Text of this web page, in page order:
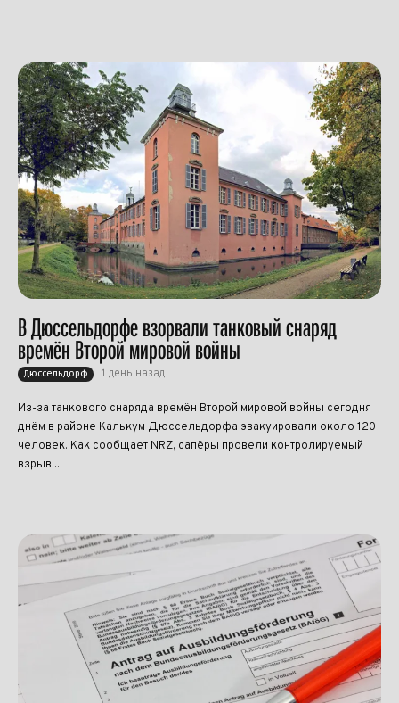
В Дюссельдорфе взорвали танковый снаряд
времён Второй мировой войны
Дюссельдорф 1 день назад
Из-за танкового снаряда времён Второй мировой войны сегодня
днём в районе Калькум Дюссельдорфа эвакуировали около 120
человек. Как сообщает NRZ, сапёры провели контролируемый
взрыв...